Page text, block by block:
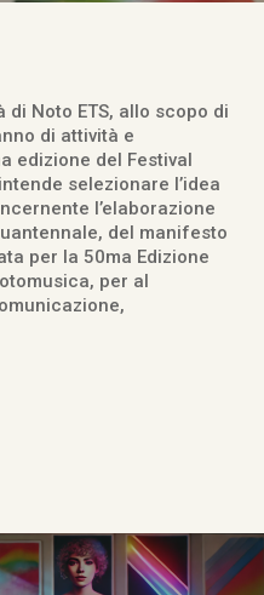
di Noto ETS, allo scopo di
di attività e
edizione del Festival
selezionare l’idea
l’elaborazione
del manifesto
per la 50ma Edizione
per al